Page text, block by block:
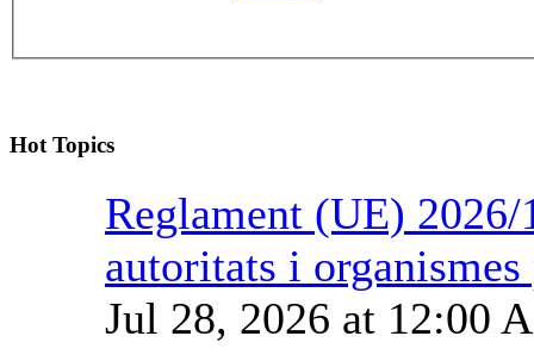
Hot Topics
Reglament (UE)
autoritats i
Jul 28, 2026 at 12:00